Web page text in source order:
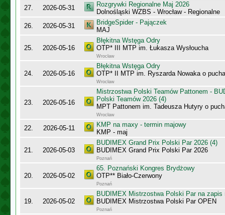
27.
2026-05-31
Rozgrywki Regionalne Maj 2026
Dolnośląski WZBS - Wrocław - Regionalne
26.
2026-05-31
BridgeSpider - Pajączek
MAJ
25. 2026-05-16
Błękitna Wstęga Odry
OTP* III MTP im. Łukasza Wysłoucha
Wrocław
24. 2026-05-16
Błękitna Wstęga Odry
OTP* II MTP im. Ryszarda Nowaka o
Wrocław
23. 2026-05-16
Mistrzostwa Polski Teamów Pattonem -
Polski Teamów 2026 (4)
MPT Pattonem im. Tadeusza Hutyry o
Wrocław
22. 2026-05-11
KMP na maxy - termin majowy
KMP - maj
21. 2026-05-03
BUDIMEX Grand Prix Polski Par 2026 (4)
BUDIMEX Grand Prix Polski Par 2026
Poznań
20. 2026-05-02
65. Poznański Kongres Brydżowy
OTP** Biało-Czerwony
Poznań
19. 2026-05-02
BUDIMEX Mistrzostwa Polski Par na zapis
BUDIMEX Mistrzostwa Polski Par OPEN
Poznań